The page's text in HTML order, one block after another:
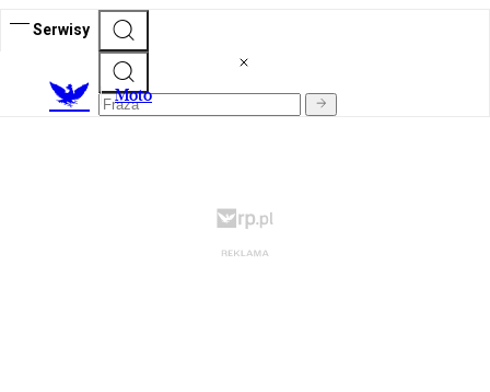
Serwisy
Moto